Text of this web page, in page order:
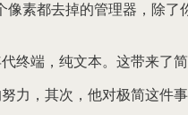
像素都去掉的管理器，除了
终端，纯文本。这带来了简
力，其次，他对极简这件事